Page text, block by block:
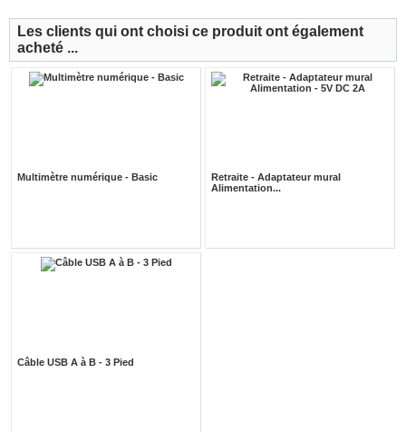
Les clients qui ont choisi ce produit ont également
acheté ...
Multimètre numérique - Basic
Retraite - Adaptateur mural
Alimentation...
Câble USB A à B - 3 Pied